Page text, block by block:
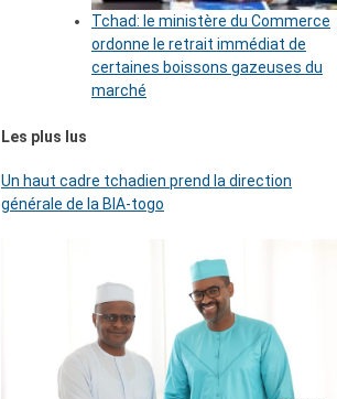
Tchad: le ministère du Commerce
ordonne le retrait immédiat de
certaines boissons gazeuses du
marché
Les plus lus
Un haut cadre tchadien prend la direction
générale de la BIA-togo